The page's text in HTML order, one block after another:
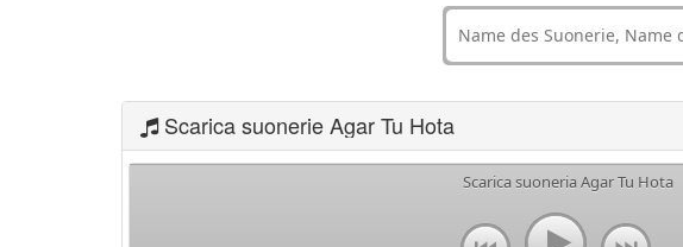
Scarica suonerie Agar Tu Hota
Scarica suoneria Agar Tu Hota